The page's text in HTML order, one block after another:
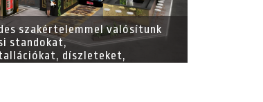
szakértelemmel valósítunk
standokat,
díszleteket,